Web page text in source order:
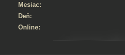
Online:
Mesiac:
Deň: